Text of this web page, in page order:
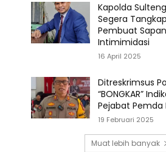
Kapolda
Segera
Pembuat
Intimimidasi
16 April 2025
Ditreskrimsus
“BONGKAR”
Pejabat Pemda
19 Februari 2025
Muat lebih banyak